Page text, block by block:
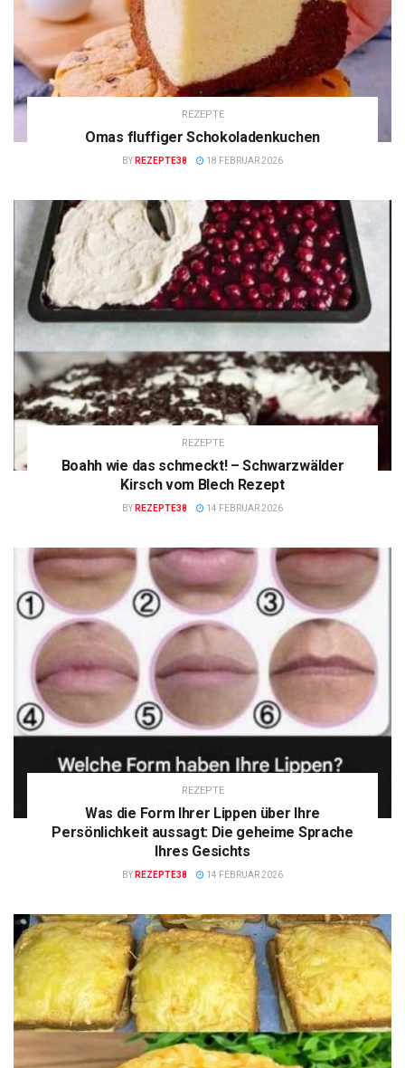
REZEPTE
Omas fluffiger Schokoladenkuchen
BY REZEPTE38 18 FEBRUAR 2026
REZEPTE
Boahh wie das schmeckt! – Schwarzwälder
Kirsch vom Blech Rezept
BY REZEPTE38 14 FEBRUAR 2026
REZEPTE
Was die Form Ihrer Lippen über Ihre
Persönlichkeit aussagt: Die geheime Sprache
Ihres Gesichts
BY REZEPTE38 14 FEBRUAR 2026